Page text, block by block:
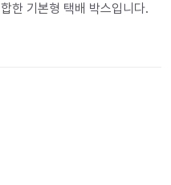
한 기본형 택배 박스입니다.